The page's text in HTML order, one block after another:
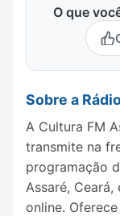
O que
Sobre a
A Cultura FM
transmite na
programação
Assaré,
online.